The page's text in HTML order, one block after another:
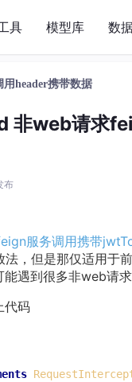
具 模型库 数
header携带数据
非web请求
布
服务调用携带
，但是那仅适用于
遇到很多非web请
代码